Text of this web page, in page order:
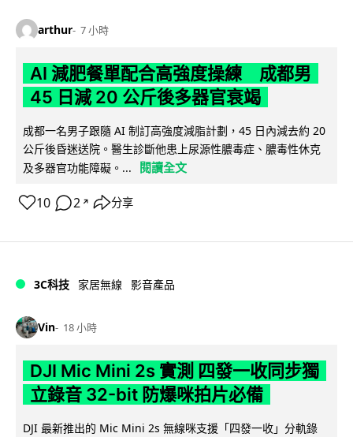
arthur 7 小時
AI 減肥餐單配合高強度操練 成都男
45 日減 20 公斤後多器官衰竭
成都一名男子跟隨 AI 制訂高強度減脂計劃，45 日內減去約 20
公斤後昏迷送院。醫生診斷他患上尿源性膿毒症、膿毒性休克
及多器官功能障礙。...
閱讀全文
10 2 ↗ 分享
3C科技 家居無線 影音產品
Vin 18 小時
DJI Mic Mini 2s 實測 四發一收同步獨
立錄音 32-bit 防爆咪拍片必備
DJI 最新推出的 Mic Mini 2s 無線咪支援「四發一收」分軌錄